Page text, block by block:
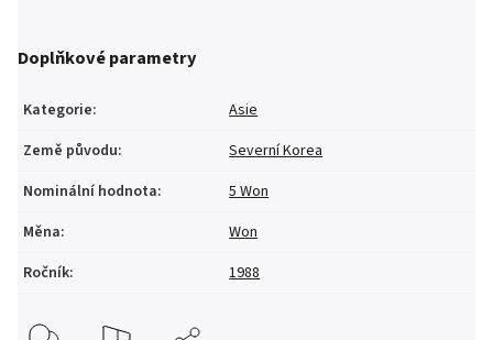
Doplňkové parametry
Kategorie:
Asie
Země původu:
Severní Korea
Nominální hodnota:
5 Won
Měna:
Won
Ročník: 1988